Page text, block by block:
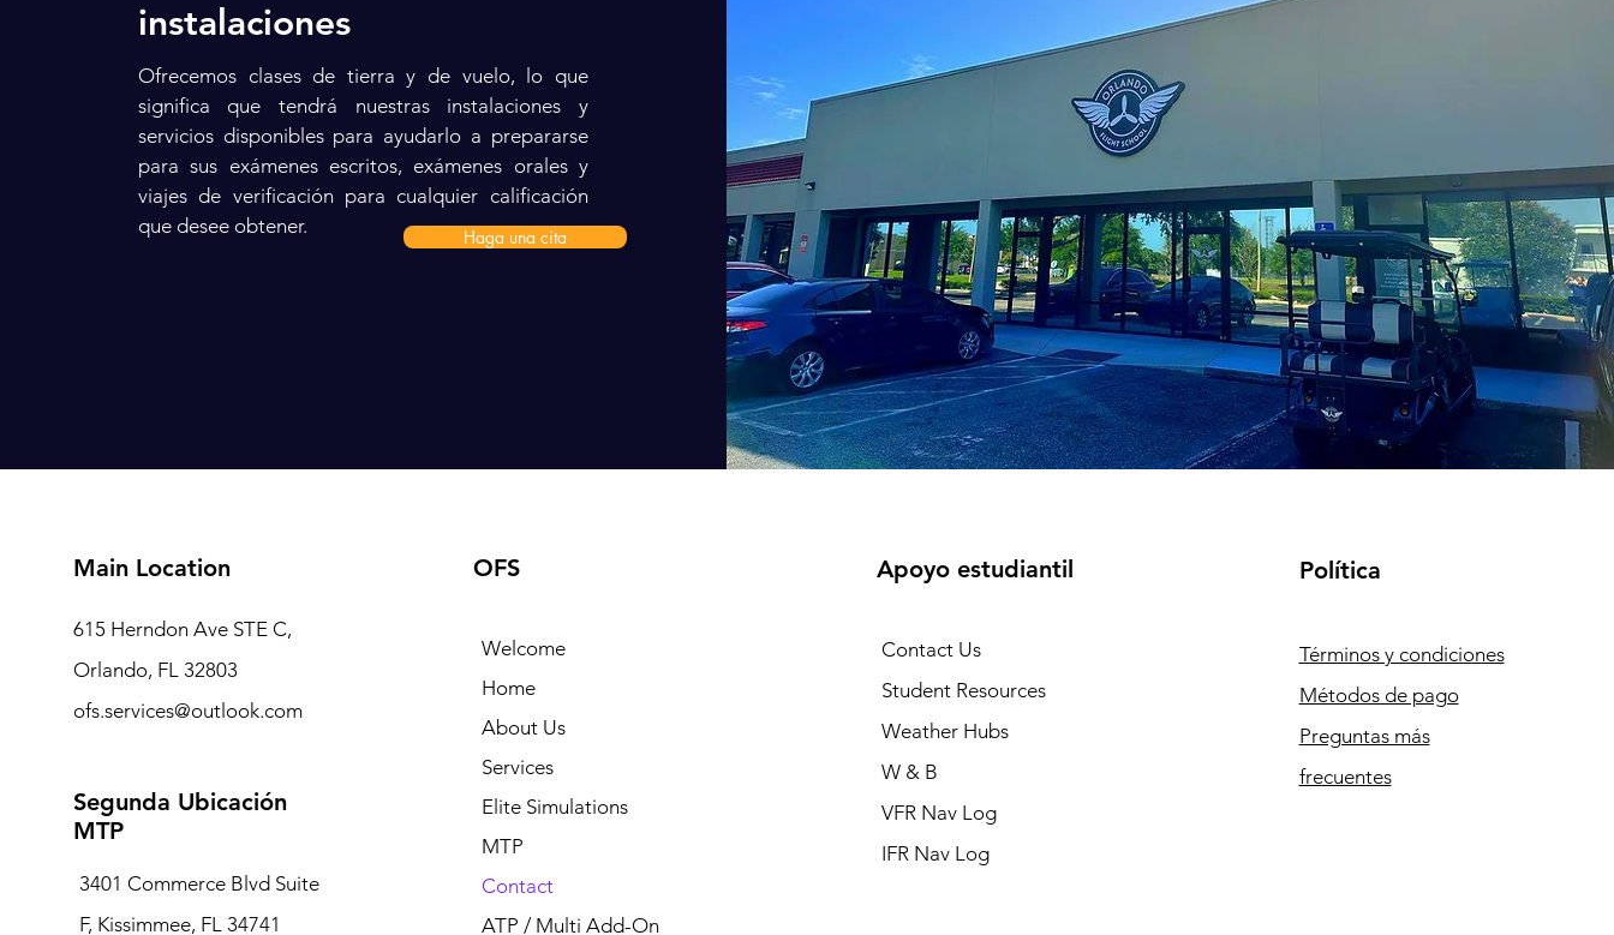
instalaciones
Ofrecemos clases de tierra y de vuelo, lo que
significa que tendrá nuestras instalaciones y
servicios disponibles para ayudarlo a prepararse
para sus exámenes escritos, exámenes orales y
viajes de verificación para cualquier calificación
que desee obtener.
Haga una cita
Main Location
615 Herndon Ave STE C,
Orlando, FL 32803
ofs.services@outlook.com
Segunda Ubicación
MTP
3401 Commerce Blvd Suite
F, Kissimmee, FL 34741
OFS
Welcome
Home
About Us
Services
Elite Simulations
MTP
Contact
ATP / Multi Add-On
Apoyo estudiantil
Contact Us
Student Resources
Weather Hubs
W & B
VFR Nav Log
IFR Nav Log
Política
Términos y condiciones
Métodos de pago
Preguntas más
frecuentes